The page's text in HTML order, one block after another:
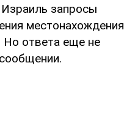
запросы
местонахождения
Но ответа еще не